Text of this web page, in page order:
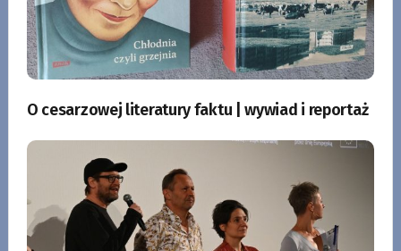
O cesarzowej literatury faktu | wywiad i reportaż